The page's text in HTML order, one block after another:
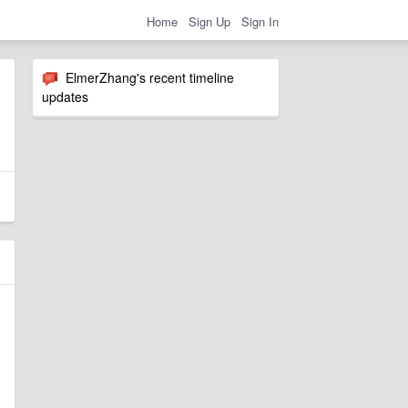
Home Sign Up Sign In
ElmerZhang's recent timeline
updates